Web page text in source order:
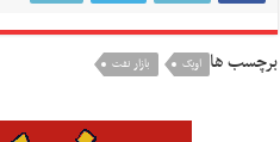
برچسب ها اوپک بازار نفت